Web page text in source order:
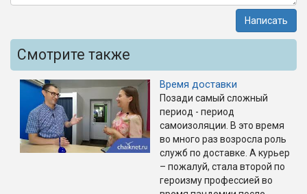
Написать
Смотрите также
Время доставки
Позади самый сложный
период - период
самоизоляции. В это время
во много раз возросла роль
служб по доставке. А курьер
– пожалуй, стала второй по
героизму профессией во